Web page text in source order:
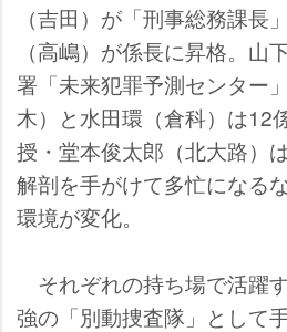
（吉田）が「刑事総務課長
（高嶋）が係長に昇格。山
署「未来犯罪予測センター
木）と水田環（倉科）は12
授・堂本俊太郎（北大路）
解剖を手がけて多忙になる
環境が変化。
それぞれの持ち場で活躍
強の「別動捜査隊」として